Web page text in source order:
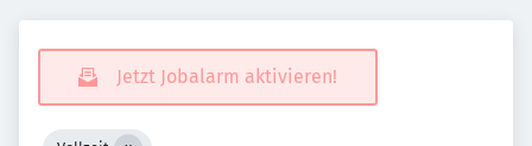
Jetzt Jobalarm aktivieren!